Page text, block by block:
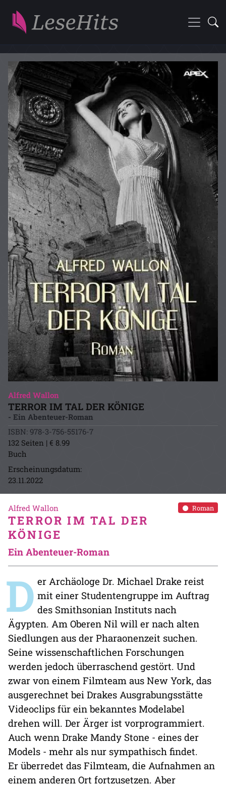
Alfred Wallon
TERROR IM TAL DER KÖNIGE
- Ein Abenteuer-Roman
ISBN: 978-3-756-55176-7
132 Seiten | € 8.99
Buch
Erscheinungsdatum:
23.11.2022
Roman
Alfred Wallon
TERROR IM TAL DER
KÖNIGE
Ein Abenteuer-Roman
D er Archäologe Dr. Michael Drake reist
mit einer Studentengruppe im Auftrag
des Smithsonian Instituts nach
Ägypten. Am Oberen Nil will er nach alten
Siedlungen aus der Pharaonenzeit suchen.
Seine wissenschaftlichen Forschungen
werden jedoch überraschend gestört. Und
zwar von einem Filmteam aus New York, das
ausgerechnet bei Drakes Ausgrabungsstätte
Videoclips für ein bekanntes Modelabel
drehen will. Der Ärger ist vorprogrammiert.
Auch wenn Drake Mandy Stone - eines der
Models - mehr als nur sympathisch findet.
Er überredet das Filmteam, die Aufnahmen an
einem anderen Ort fortzusetzen. Aber